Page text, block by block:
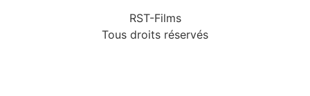
RST-Films
Tous droits réservés